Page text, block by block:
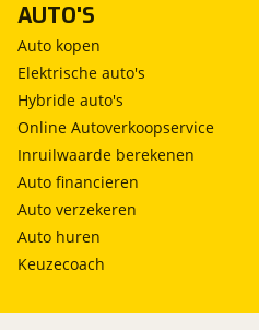
AUTO'S
Auto kopen
Elektrische auto's
Hybride auto's
Online Autoverkoopservice
Inruilwaarde berekenen
Auto financieren
Auto verzekeren
Auto huren
Keuzecoach